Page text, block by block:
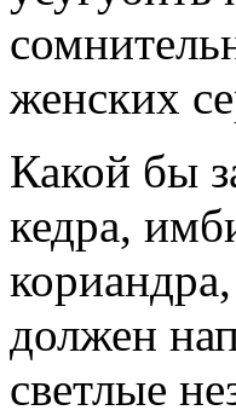
женских
Какой бы
кедра,
должен
светлые